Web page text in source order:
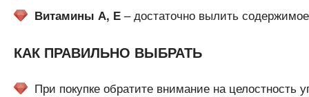
Витамины А, Е– достаточно вылить
КАК ПРАВИЛЬНО ВЫБРАТЬ
При покупке обратите внимание на целостность